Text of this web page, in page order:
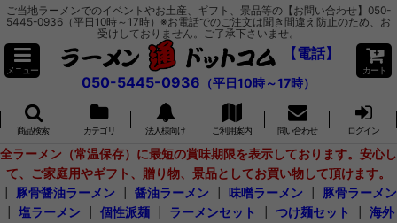
ご当地ラーメンでのイベントやお土産、ギフト、景品等の【お問い合わせ】050-
5445-0936（平日10時～17時）※お電話でのご注文は聞き間違え防止のため、お
受けしておりません。ご了承下さいませ。
メニュー
【電話】
050-5445-0936 （平日10時～17時）
カート
商品検索 カテゴリ 法人様向け ご利用案内 問い合わせ ログイン
全ラーメン（常温保存）に最短の賞味期限を表示しております。安心し
て、ご家庭用やギフト、贈り物、景品としてお買い物して頂けます。
豚骨醤油ラーメン 醤油ラーメン 味噌ラーメン
豚骨ラーメン
塩ラーメン 個性派麺 ラーメンセット つけ麺セット
海外